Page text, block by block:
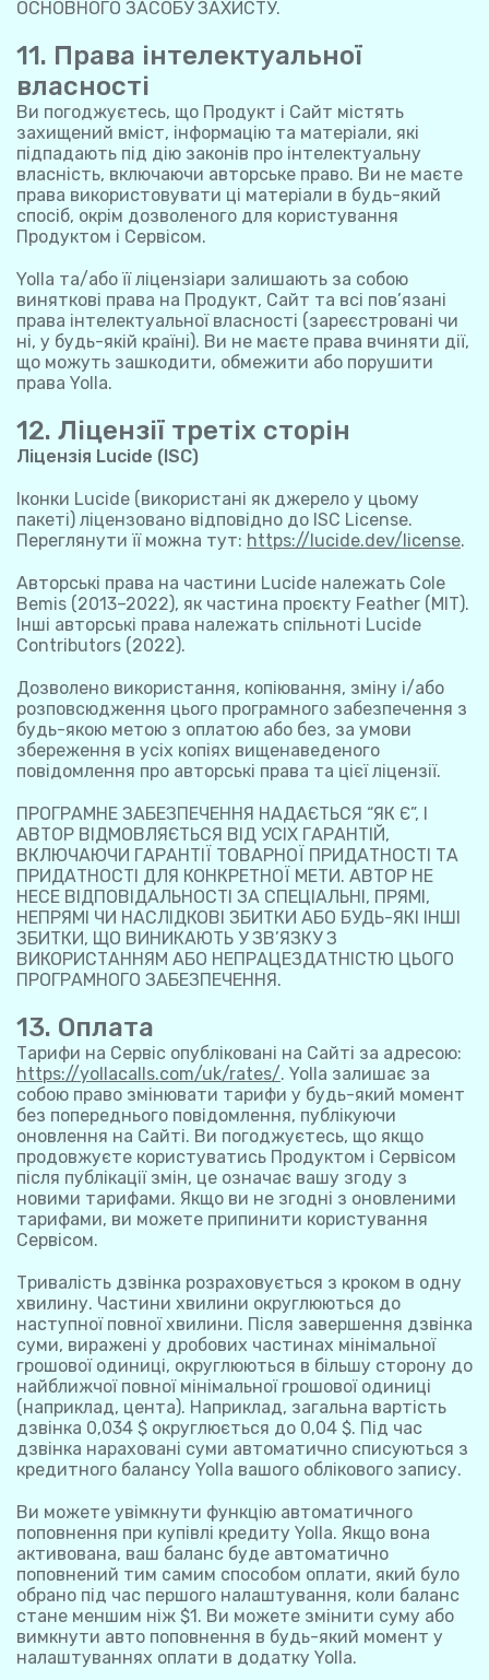
ОСНОВНОГО ЗАСОБУ ЗАХИСТУ.
11. Права інтелектуальної
власності
Ви погоджуєтесь, що Продукт і Сайт містять
захищений вміст, інформацію та матеріали, які
підпадають під дію законів про інтелектуальну
власність, включаючи авторське право. Ви не маєте
права використовувати ці матеріали в будь-який
спосіб, окрім дозволеного для користування
Продуктом і Сервісом.
Yolla та/або її ліцензіари залишають за собою
виняткові права на Продукт, Сайт та всі пов’язані
права інтелектуальної власності (зареєстровані чи
ні, у будь-якій країні). Ви не маєте права вчиняти дії,
що можуть зашкодити, обмежити або порушити
права Yolla.
12. Ліцензії третіх сторін
Ліцензія Lucide (ISC)
Іконки Lucide (використані як джерело у цьому
пакеті) ліцензовано відповідно до ISC License.
Переглянути її можна тут: https://lucide.dev/license.
Авторські права на частини Lucide належать Cole
Bemis (2013–2022), як частина проєкту Feather (MIT).
Інші авторські права належать спільноті Lucide
Contributors (2022).
Дозволено використання, копіювання, зміну і/або
розповсюдження цього програмного забезпечення з
будь-якою метою з оплатою або без, за умови
збереження в усіх копіях вищенаведеного
повідомлення про авторські права та цієї ліцензії.
ПРОГРАМНЕ ЗАБЕЗПЕЧЕННЯ НАДАЄТЬСЯ “ЯК Є”, І
АВТОР ВІДМОВЛЯЄТЬСЯ ВІД УСІХ ГАРАНТІЙ,
ВКЛЮЧАЮЧИ ГАРАНТІЇ ТОВАРНОЇ ПРИДАТНОСТІ ТА
ПРИДАТНОСТІ ДЛЯ КОНКРЕТНОЇ МЕТИ. АВТОР НЕ
НЕСЕ ВІДПОВІДАЛЬНОСТІ ЗА СПЕЦІАЛЬНІ, ПРЯМІ,
НЕПРЯМІ ЧИ НАСЛІДКОВІ ЗБИТКИ АБО БУДЬ-ЯКІ ІНШІ
ЗБИТКИ, ЩО ВИНИКАЮТЬ У ЗВ’ЯЗКУ З
ВИКОРИСТАННЯМ АБО НЕПРАЦЕЗДАТНІСТЮ ЦЬОГО
ПРОГРАМНОГО ЗАБЕЗПЕЧЕННЯ.
13. Оплата
Тарифи на Сервіс опубліковані на Сайті за адресою:
https://yollacalls.com/uk/rates/. Yolla залишає за
собою право змінювати тарифи у будь-який момент
без попереднього повідомлення, публікуючи
оновлення на Сайті. Ви погоджуєтесь, що якщо
продовжуєте користуватись Продуктом і Сервісом
після публікації змін, це означає вашу згоду з
новими тарифами. Якщо ви не згодні з оновленими
тарифами, ви можете припинити користування
Сервісом.
Тривалість дзвінка розраховується з кроком в одну
хвилину. Частини хвилини округлюються до
наступної повної хвилини. Після завершення дзвінка
суми, виражені у дробових частинах мінімальної
грошової одиниці, округлюються в більшу сторону до
найближчої повної мінімальної грошової одиниці
(наприклад, цента). Наприклад, загальна вартість
дзвінка 0,034 $ округлюється до 0,04 $. Під час
дзвінка нараховані суми автоматично списуються з
кредитного балансу Yolla вашого облікового запису.
Ви можете увімкнути функцію автоматичного
поповнення при купівлі кредиту Yolla. Якщо вона
активована, ваш баланс буде автоматично
поповнений тим самим способом оплати, який було
обрано під час першого налаштування, коли баланс
стане меншим ніж $1. Ви можете змінити суму або
вимкнути авто поповнення в будь-який момент у
налаштуваннях оплати в додатку Yolla.